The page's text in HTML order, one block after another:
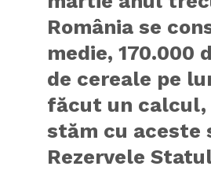
România se
medie, 170.000
de cereale pe
făcut un calcul,
stăm cu aceste
Rezervele